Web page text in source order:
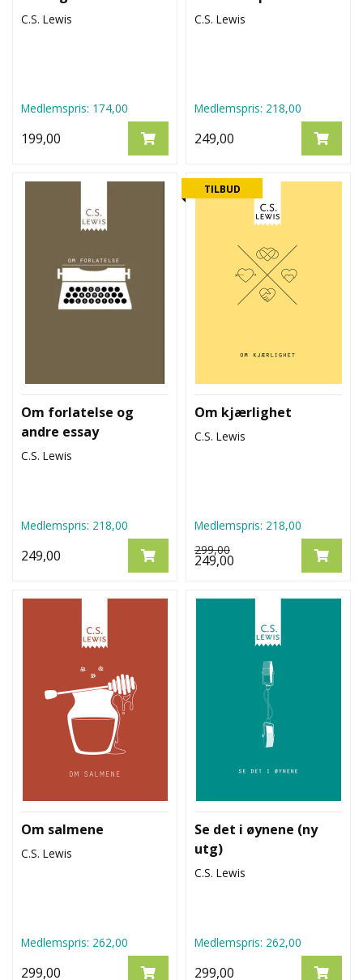
C.S. Lewis
Medlemspris: 174,00
199,00
C.S. Lewis
Medlemspris: 218,00
249,00
Om forlatelse og
andre essay
C.S. Lewis
Medlemspris: 218,00
249,00
TILBUD
Om kjærlighet
C.S. Lewis
Medlemspris: 218,00
299,00
249,00
Om salmene
C.S. Lewis
Medlemspris: 262,00
299,00
Se det i øynene (ny
utg)
C.S. Lewis
Medlemspris: 262,00
299,00